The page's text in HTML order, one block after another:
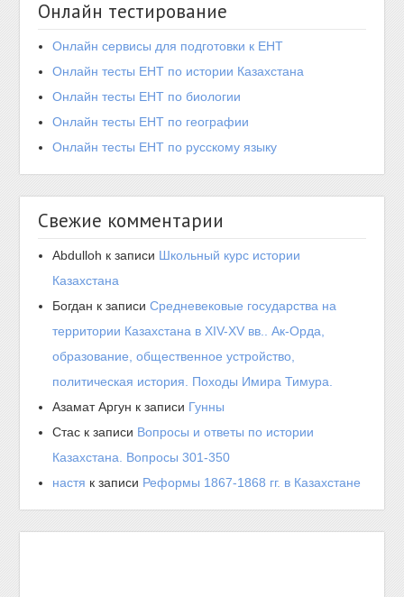
Онлайн тестирование
Онлайн сервисы для подготовки к ЕНТ
Онлайн тесты ЕНТ по истории Казахстана
Онлайн тесты ЕНТ по биологии
Онлайн тесты ЕНТ по географии
Онлайн тесты ЕНТ по русскому языку
Свежие комментарии
Abdulloh к записи Школьный курс истории
Казахстана
Богдан к записиСредневековые государства на
территории Казахстана в XIV-XV вв.. Ак-Орда,
образование, общественное устройство,
политическая история. Походы Имира Тимура.
Азамат Аргун к записи Гунны
Стас к записи Вопросы и ответы по истории
Казахстана. Вопросы 301-350
настя к записи Реформы 1867-1868 гг. в Казахстане